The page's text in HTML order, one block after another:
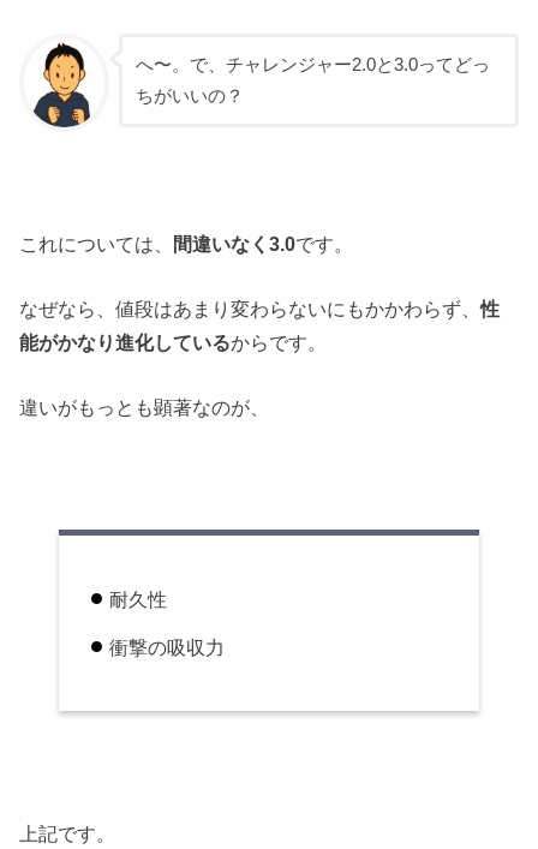
へ〜。で、チャレンジャー2.0と3.0ってどっ
ちがいいの？
これについては、 間違いなく3.0です。
なぜなら、値段はあまり変わらないにもかかわらず、性
能がかなり進化しているからです。
違いがもっとも顕著なのが、
耐久性
衝撃の吸収力
上記です。